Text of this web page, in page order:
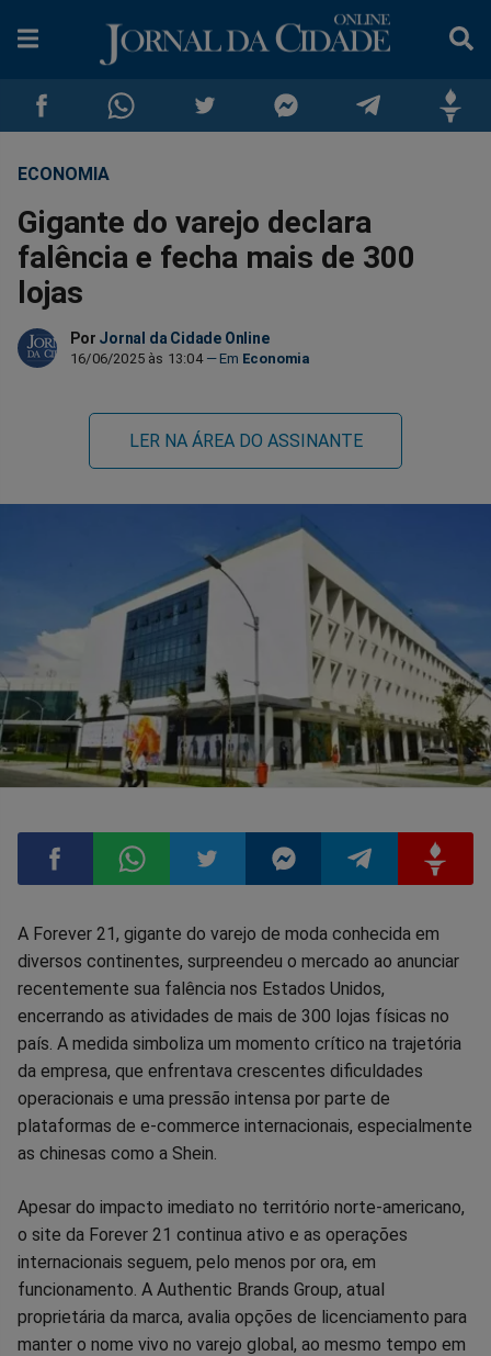
Compartilhar
no
Facebook
Compartilhar
no
Whatsapp
no
no
no
ECONOMIA
Gigante do varejo declara
falência e fecha mais de 300
lojas
Por Jornal da Cidade Online
16/06/2025 às 13:04 Economia
LER NA ÁREA DO ASSINANTE
Compartilhar
no
Facebook
Compartilhar
no
Whatsapp
Compartilhar
no
Twitter
Compartilhar
no
Messenger
Compartilhar
no
TelegramGettr
A Forever 21, gigante do varejo de moda conhecida em
diversos continentes, surpreendeu o mercado ao anunciar
recentemente sua falência nos Estados Unidos,
encerrando as atividades de mais de 300 lojas físicas no
país. A medida simboliza um momento crítico na trajetória
da empresa, que enfrentava crescentes dificuldades
operacionais e uma pressão intensa por parte de
plataformas de e-commerce internacionais, especialmente
as chinesas como a Shein.
Apesar do impacto imediato no território norte-americano,
o site da Forever 21 continua ativo e as operações
internacionais seguem, pelo menos por ora, em
funcionamento. A Authentic Brands Group, atual
proprietária da marca, avalia opções de licenciamento para
manter o nome vivo no varejo global, ao mesmo tempo em